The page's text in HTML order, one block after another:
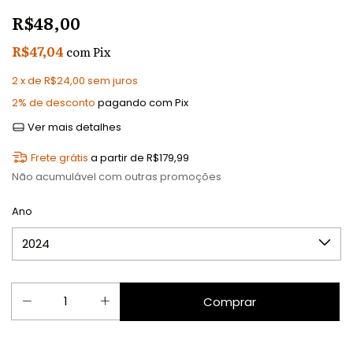
R$48,00
R$47,04 comPix
2x de R$24,00 sem juros
2% de desconto pagando com Pix
Ver mais detalhes
Frete grátis a partir de R$179,99
Não acumulável com outras promoções
Ano